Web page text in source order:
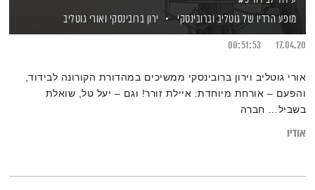
מופע הרדיו של גוטליב וברובינסקי
ירון ברובינסקי ואורי גוטליב
17.04.20
00:51:53
אורי גוטליב וירון ברובינסקי ממשיכים במהדורת הקורונה לבידוד,
והפעם – אורחת מיוחדת: איילת זורר! וגם – יעל טל, שואלת
בשביל… חברה
אודיו